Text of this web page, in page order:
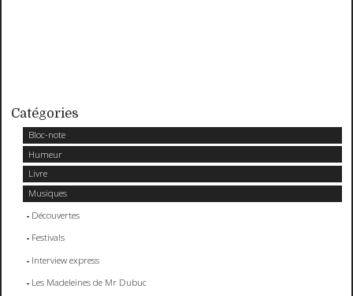
Catégories
Bloc-note
Humeur
Livre
Musiques
Découvertes
Festivals
Interview express
Les Madeleines de Mr Dubuc